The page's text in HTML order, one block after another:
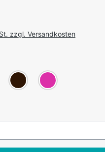
zzgl. Versandkosten
Option ist zurzeit nicht verfügbar.)
Dunkelbraun
Pink
öffnen, aktuell ausgewählt: